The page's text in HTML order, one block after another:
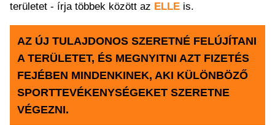
területet - írja többek között az ELLE is.
AZ ÚJ TULAJDONOS SZERETNÉ FELÚJÍTANI
A TERÜLETET, ÉS MEGNYITNI AZT FIZETÉS
FEJÉBEN MINDENKINEK, AKI KÜLÖNBÖZŐ
SPORTTEVÉKENYSÉGEKET SZERETNE
VÉGEZNI.